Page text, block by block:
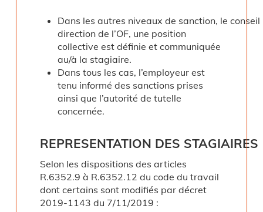
Dans les autres niveaux de sanction, le
direction de l’OF, une position
collective est définie et communiquée
au/à la stagiaire.
Dans tous les cas, l’employeur est
tenu informé des sanctions prises
ainsi que l’autorité de tutelle
concernée.
REPRESENTATION DES STAGIAIRES
Selon les dispositions des articles
R.6352.9 à R.6352.12 du code du travail
dont certains sont modifiés par décret
2019-1143 du 7/11/2019 :